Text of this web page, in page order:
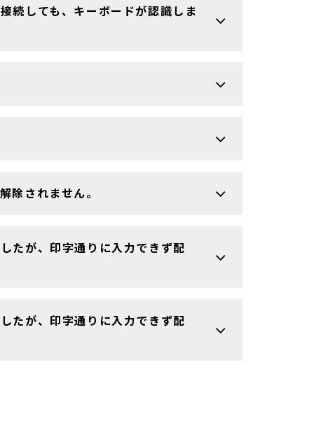
続しても、キーボードが認識しま
除されません。
たが、印字通りに入力できず配
たが、印字通りに入力できず配